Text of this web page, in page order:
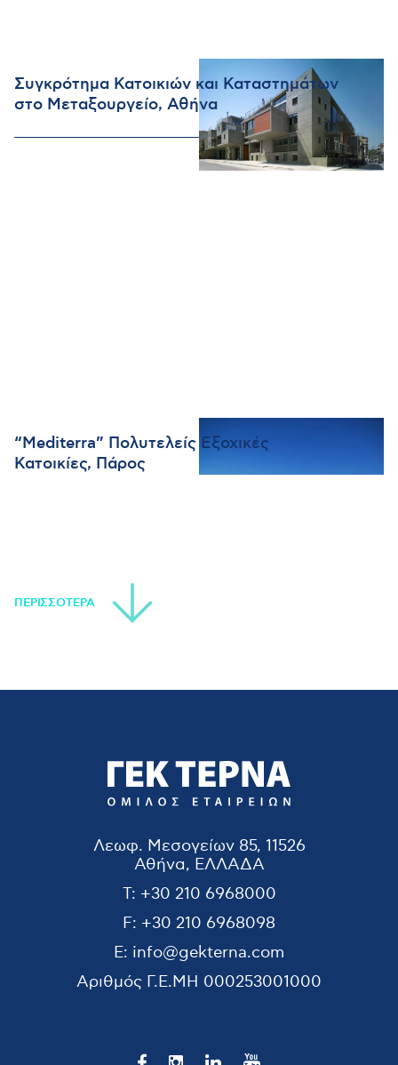
Συγκρότημα Κατοικιών και Καταστημάτων
στο Μεταξουργείο, Αθήνα
“Mediterra” Πολυτελείς Εξοχικές
Κατοικίες, Πάρος
ΠΕΡΙΣΣΟΤΕΡΑ
Λεωφ. Μεσογείων 85, 11526
Αθήνα, ΕΛΛΑΔΑ
T: +30 210 6968000
F: +30 210 6968098
E: info@gekterna.com
Αριθμός Γ.Ε.ΜΗ 000253001000